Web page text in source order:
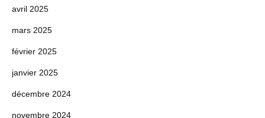
avril 2025
mars 2025
février 2025
janvier 2025
décembre 2024
novembre 2024